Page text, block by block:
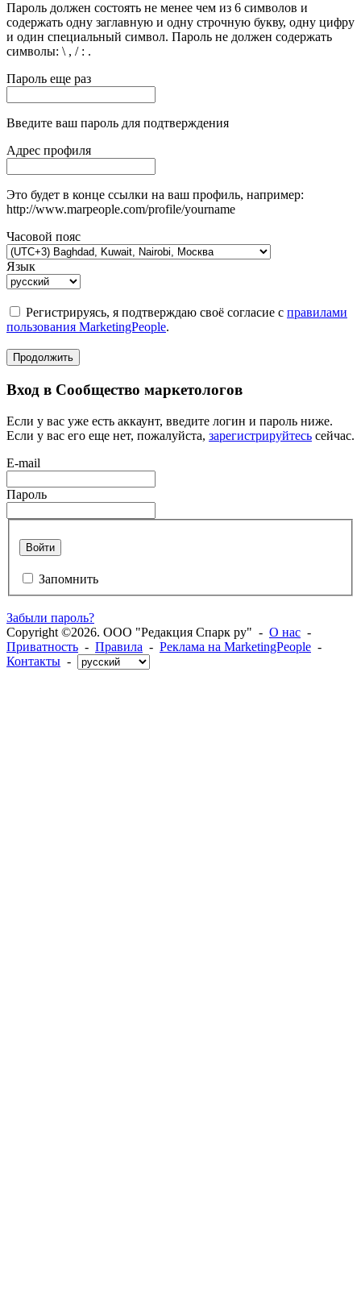
Пароль должен состоять не менее чем из 6 символов и
содержать одну заглавную и одну строчную букву, одну цифру
и один специальный символ. Пароль не должен содержать
символы: \ , / : .
Пароль еще раз
Введите ваш пароль для подтверждения
Адрес профиля
Это будет в конце ссылки на ваш профиль, например:
http://www.marpeople.com/profile/yourname
Часовой пояс
Язык
Регистрируясь, я подтверждаю своё согласие с правилами
пользования MarketingPeople.
Продолжить
Вход в Сообщество маркетологов
Если у вас уже есть аккаунт, введите логин и пароль ниже.
Если у вас его еще нет, пожалуйста, зарегистрируйтесь сейчас.
E-mail
Пароль
Войти
Запомнить
Забыли пароль?
Copyright ©2026. ООО "Редакция Спарк ру" - О нас -
Приватность - Правила - Реклама на MarketingPeople -
Контакты -